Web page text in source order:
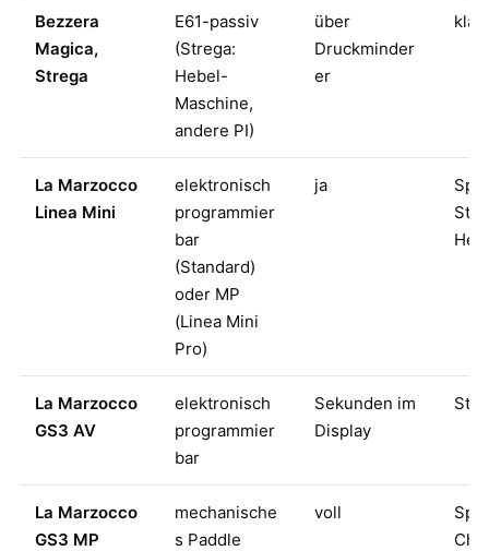
Bezzera
Magica,
Strega
E61-passiv
(Strega:
Hebel-
Maschine,
andere PI)
über
Druckminder
er
La Marzocco
Linea Mini
elektronisch
programmier
bar
(Standard)
oder MP
(Linea Mini
Pro)
ja
La Marzocco
GS3 AV
elektronisch
programmier
bar
Sekunden im
Display
La Marzocco
GS3 MP
mechanische
s Paddle
voll